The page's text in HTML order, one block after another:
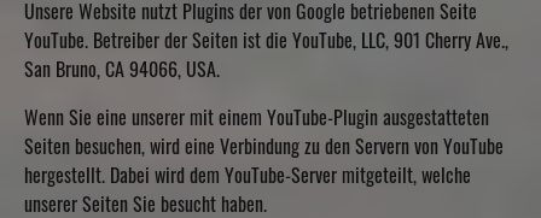
Unsere Website nutzt Plugins der von Google betriebenen Seite
YouTube. Betreiber der Seiten ist die YouTube, LLC, 901 Cherry Ave.,
San Bruno, CA 94066, USA.
Wenn Sie eine unserer mit einem YouTube-Plugin ausgestatteten
Seiten besuchen, wird eine Verbindung zu den Servern von YouTube
hergestellt. Dabei wird dem YouTube-Server mitgeteilt, welche
unserer Seiten Sie besucht haben.